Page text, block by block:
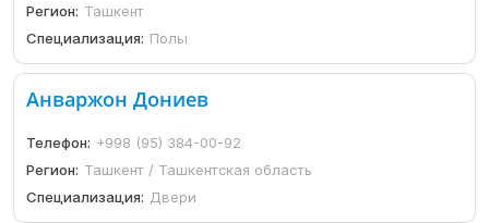
Регион: Ташкент
Специализация: Полы
Анваржон Дониев
Телефон: +998 (95) 384-00-92
Регион: Ташкент / Ташкентская область
Специализация: Двери